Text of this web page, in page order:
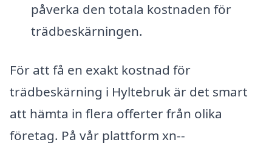
påverka den totala kostnaden för
trädbeskärningen.
För att få en exakt kostnad för
trädbeskärning i Hyltebruk är det smart
att hämta in flera offerter från olika
företag. På vår plattform xn--